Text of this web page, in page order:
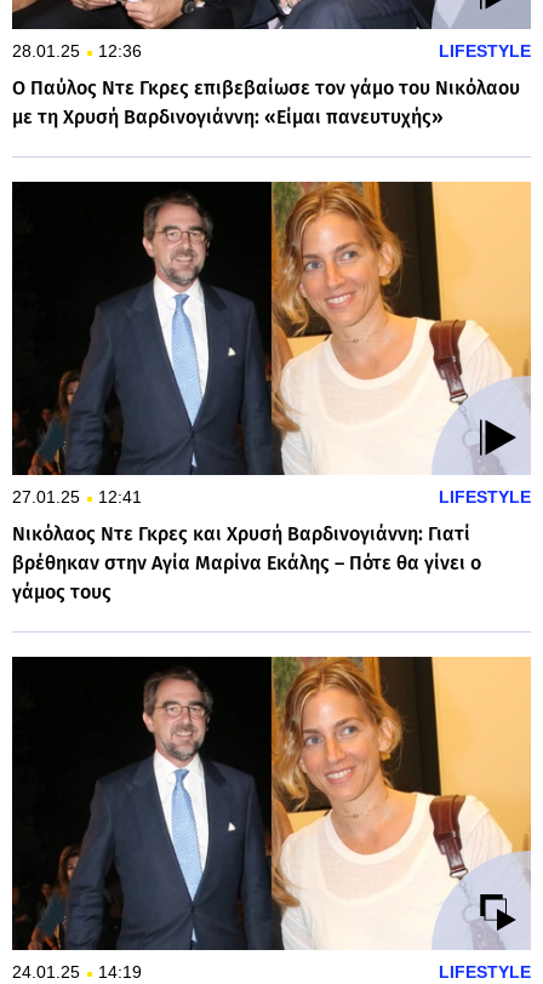
28.01.25 12:36 LIFESTYLE
Ο Παύλος Ντε Γκρες επιβεβαίωσε τον γάμο του Νικόλαου
με τη Χρυσή Βαρδινογιάννη: «Είμαι πανευτυχής»
27.01.25 12:41 LIFESTYLE
Νικόλαος Ντε Γκρες και Χρυσή Βαρδινογιάννη: Γιατί
βρέθηκαν στην Αγία Μαρίνα Εκάλης – Πότε θα γίνει ο
γάμος τους
24.01.25 14:19 LIFESTYLE